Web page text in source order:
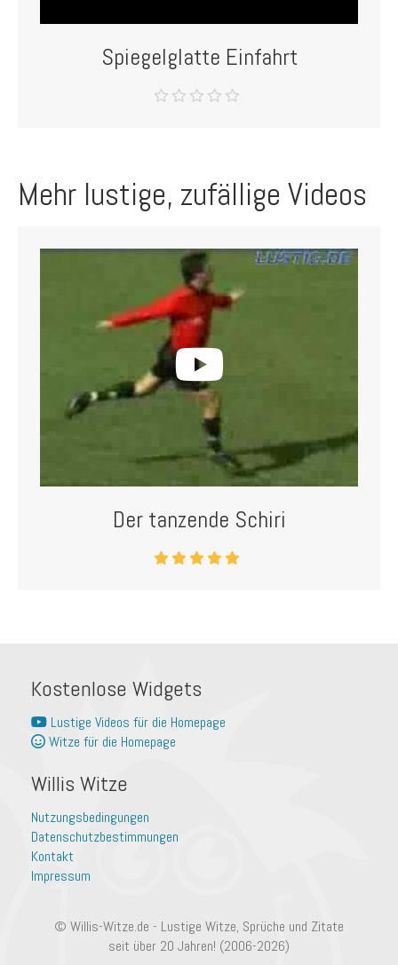
Spiegelglatte Einfahrt
Mehr lustige, zufällige Videos
Der tanzende Schiri
Kostenlose Widgets
Lustige Videos für die Homepage
Witze für die Homepage
Willis Witze
Nutzungsbedingungen
Datenschutzbestimmungen
Kontakt
Impressum
© Willis-Witze.de - Lustige Witze, Sprüche und Zitate
seit über 20 Jahren! (2006-2026)